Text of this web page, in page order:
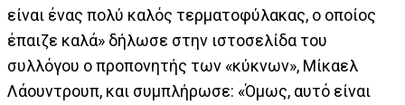
είναι ένας πολύ καλός τερματοφύλακας, ο οποίος
έπαιζε καλά» δήλωσε στην ιστοσελίδα του
συλλόγου ο προπονητής των «κύκνων», Μίκαελ
Λάουντρουπ, και συμπλήρωσε: «Όμως, αυτό είναι